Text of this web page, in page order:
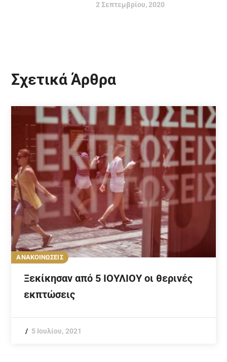
2 Σεπτεμβρίου, 2020
Σχετικά Άρθρα
ΑΝΑΚΟΙΝΩΣΕΙΣ
Ξεκίκησαν από 5 ΙΟΥΛΙΟΥ οι θερινές
εκπτώσεις
5 Ιουλίου, 2021